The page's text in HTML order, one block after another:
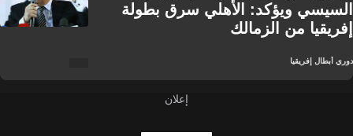
السيسي ويؤكد: الأهلي سرق بطولة
إفريقيا من الزمالك
دوري أبطال إفريقيا